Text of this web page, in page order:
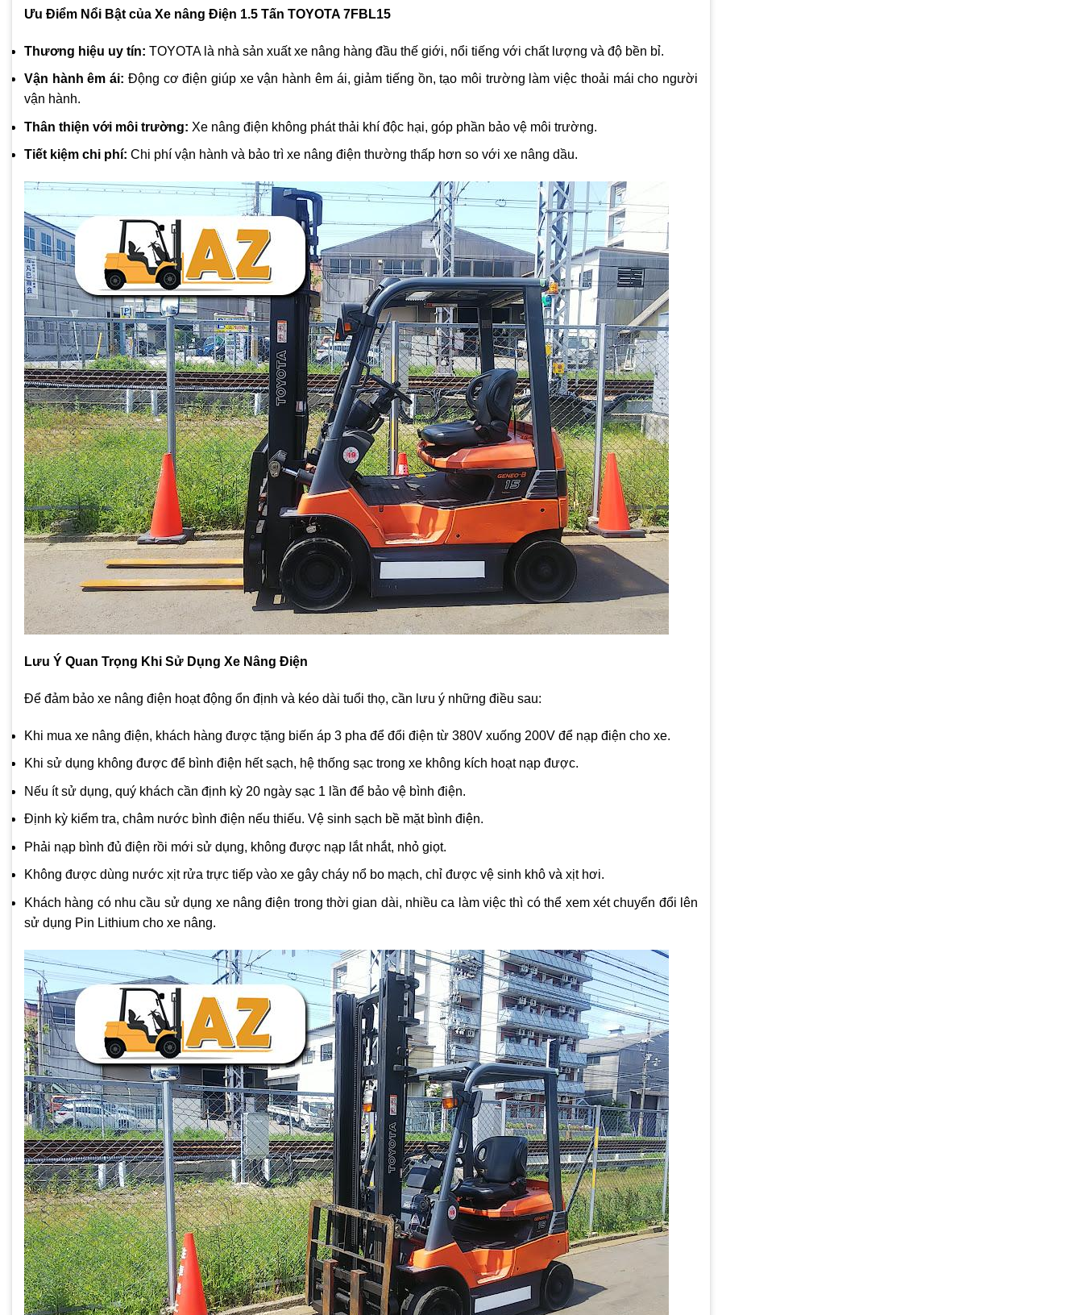
Ưu Điểm Nổi Bật của Xe nâng Điện 1.5 Tấn TOYOTA 7FBL15
Thương hiệu uy tín: TOYOTA là nhà sản xuất xe nâng hàng đầu thế giới, nổi tiếng với chất lượng và độ bền bỉ.
Vận hành êm ái: Động cơ điện giúp xe vận hành êm ái, giảm tiếng ồn, tạo môi trường làm việc thoải mái cho người
vận hành.
Thân thiện với môi trường: Xe nâng điện không phát thải khí độc hại, góp phần bảo vệ môi trường.
Tiết kiệm chi phí: Chi phí vận hành và bảo trì xe nâng điện thường thấp hơn so với xe nâng dầu.
Lưu Ý Quan Trọng Khi Sử Dụng Xe Nâng Điện
Để đảm bảo xe nâng điện hoạt động ổn định và kéo dài tuổi thọ, cần lưu ý những điều sau:
Khi mua xe nâng điện, khách hàng được tặng biến áp 3 pha để đổi điện từ 380V xuống 200V để nạp điện cho xe.
Khi sử dụng không được để bình điện hết sạch, hệ thống sạc trong xe không kích hoạt nạp được.
Nếu ít sử dụng, quý khách cần định kỳ 20 ngày sạc 1 lần để bảo vệ bình điện.
Định kỳ kiểm tra, châm nước bình điện nếu thiếu. Vệ sinh sạch bề mặt bình điện.
Phải nạp bình đủ điện rồi mới sử dụng, không được nạp lắt nhắt, nhỏ giọt.
Không được dùng nước xịt rửa trực tiếp vào xe gây cháy nổ bo mạch, chỉ được vệ sinh khô và xịt hơi.
Khách hàng có nhu cầu sử dụng xe nâng điện trong thời gian dài, nhiều ca làm việc thì có thể xem xét chuyển đổi lên
sử dụng Pin Lithium cho xe nâng.